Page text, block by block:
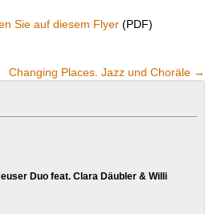
Sie auf diesem Flyer (PDF)
Changing Places. Jazz und Choräle →
Duo feat. Clara Däubler & Willi